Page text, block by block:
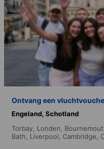
Ontvang een
Engeland, Schotland
Torbay, Londen,
Bath, Liverpool, Cambridge,